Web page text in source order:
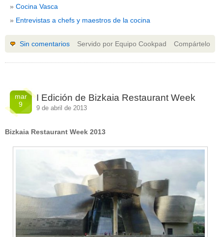
Cocina Vasca
Entrevistas a chefs y maestros de la cocina
Servido por Equipo Cookpad
Sin comentarios Compártelo
mar
9
I Edición de Bizkaia Restaurant Week
9 de abril de 2013
Bizkaia Restaurant Week 2013